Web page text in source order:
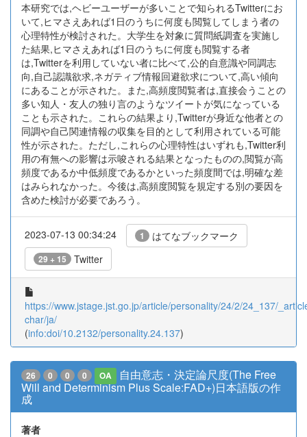
本研究では,ヘビーユーザーが多いことで知られるTwitterにお
いて,ヒマさえあれば1日のうちに何度も閲覧してしまう者の
心理特性が検討された。大学生を対象に質問紙調査を実施し
た結果,ヒマさえあれば1日のうちに何度も閲覧する者
は,Twitterを利用していない者に比べて,公的自意識や同調志
向,自己認識欲求,ネガティブ情報回避欲求について,高い傾向
にあることが示された。また,高頻度閲覧者は,直接会うことの
多い知人・友人の独り言のようなツイートが気になっている
ことも示された。これらの結果より,Twitterが身近な他者との
同調や自己関連情報の収集を目的として利用されている可能
性が示された。ただし,これらの心理特性はいずれも,Twitter利
用の有無への影響は示唆される結果となったものの,閲覧が高
頻度であるか中低頻度であるかといった頻度間では,明確な差
はみられなかった。今後は,高頻度閲覧を規定する別の要因を
含めた検討が必要であろう。
2023-07-13 00:34:24 1 はてなブックマーク
29 + 15 Twitter
https://www.jstage.jst.go.jp/article/personality/24/2/24_137/
char/ja/
(info:doi/10.2132/personality.24.137)
26 0 0 0 OA
自由意志・決定論尺度(The Free
Will and Determinism Plus Scale:FAD+)日本語版の作
成
著者